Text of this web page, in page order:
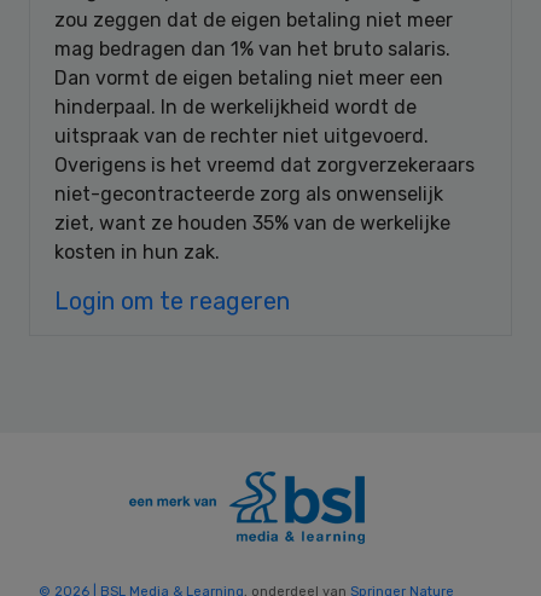
zou zeggen dat de eigen betaling niet meer
mag bedragen dan 1% van het bruto salaris.
Dan vormt de eigen betaling niet meer een
hinderpaal. In de werkelijkheid wordt de
uitspraak van de rechter niet uitgevoerd.
Overigens is het vreemd dat zorgverzekeraars
niet-gecontracteerde zorg als onwenselijk
ziet, want ze houden 35% van de werkelijke
kosten in hun zak.
Login om te reageren
© 2026 | BSL Media & Learning, onderdeel van Springer Nature